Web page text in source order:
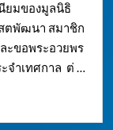
ยมของมูลนิธิ
สตพัฒนา สมาชิก
ะขอพระอวยพร
ะจำเทศกาล ต่ …